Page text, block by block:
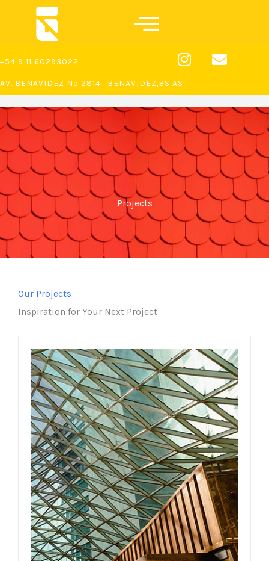
contenido
+54 9 11 60293022
I
n
t
a
g
r
a
m
E
n
e
l
o
e
AV. BENAVIDEZ Nº 2814 , BENAVIDEZ,BS AS
Projects
Our Projects
Inspiration for Your Next Project